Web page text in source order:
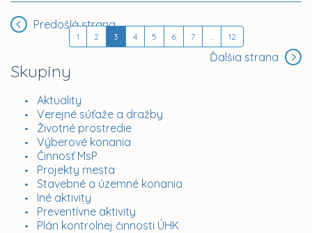
Skupiny
Aktuality
Verejné súťaže a dražby
Životné prostredie
Výberové konania
Činnosť MsP
Projekty mesta
Stavebné a územné konania
Iné aktivity
Preventívne aktivity
Plán kontrolnej činnosti ÚHK
Predošlá strana
1 2 3 4 5 6 7 12
Ďalšia strana